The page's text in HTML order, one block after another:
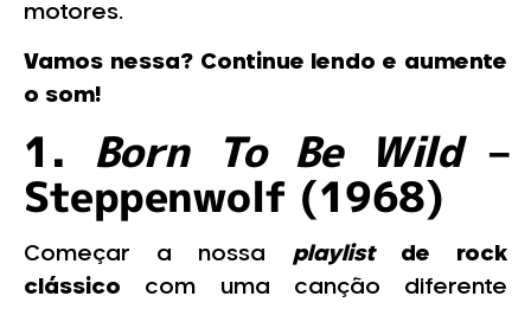
motores.
Vamos nessa? Continue lendo e aumente
o som!
1. Born To Be Wild–
Steppenwolf (1968)
Começar a nossa playlist de rock
clássico com uma canção diferente